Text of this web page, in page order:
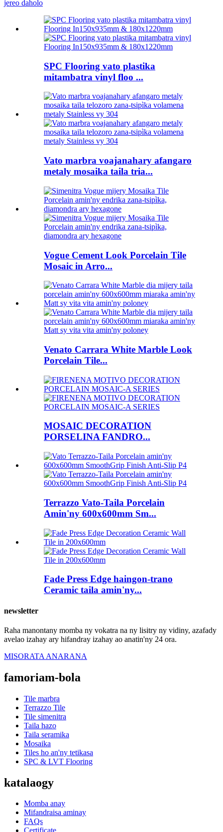
jereo daholo
SPC Flooring vato plastika
mitambatra vinyl floo ...
Vato marbra voajanahary afangaro
metaly mosaika taila tria...
Vogue Cement Look Porcelain Tile
Mosaic in Arro...
Venato Carrara White Marble Look
Porcelain Tile...
MOSAIC DECORATION
PORSELINA FANDRO...
Terrazzo Vato-Taila Porcelain
Amin'ny 600x600mm Sm...
Fade Press Edge haingon-trano
Ceramic taila amin'ny...
newsletter
Raha manontany momba ny vokatra na ny lisitry ny vidiny, azafady
avelao izahay ary hifandray izahay ao anatin'ny 24 ora.
MISORATA ANARANA
famoriam-bola
Tile marbra
Terrazzo Tile
Tile simenitra
Taila hazo
Taila seramika
Mosaika
Tiles ho an'ny tetikasa
SPC & LVT Flooring
katalaogy
Momba anay
Mifandraisa aminay
FAQs